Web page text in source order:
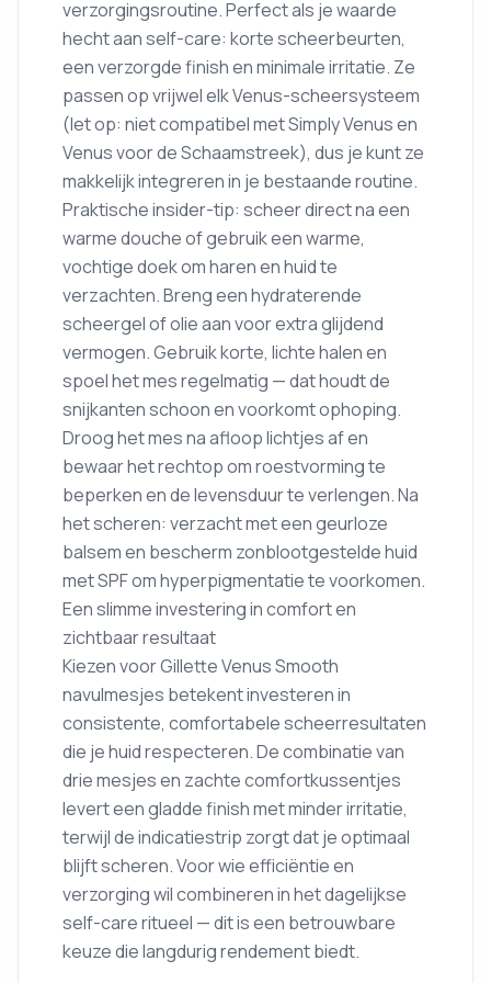
verzorgingsroutine. Perfect als je waarde
hecht aan self-care: korte scheerbeurten,
een verzorgde finish en minimale irritatie. Ze
passen op vrijwel elk Venus-scheersysteem
(let op: niet compatibel met Simply Venus en
Venus voor de Schaamstreek), dus je kunt ze
makkelijk integreren in je bestaande routine.
Praktische insider-tip: scheer direct na een
warme douche of gebruik een warme,
vochtige doek om haren en huid te
verzachten. Breng een hydraterende
scheergel of olie aan voor extra glijdend
vermogen. Gebruik korte, lichte halen en
spoel het mes regelmatig — dat houdt de
snijkanten schoon en voorkomt ophoping.
Droog het mes na afloop lichtjes af en
bewaar het rechtop om roestvorming te
beperken en de levensduur te verlengen. Na
het scheren: verzacht met een geurloze
balsem en bescherm zonblootgestelde huid
met SPF om hyperpigmentatie te voorkomen.
Een slimme investering in comfort en
zichtbaar resultaat
Kiezen voor Gillette Venus Smooth
navulmesjes betekent investeren in
consistente, comfortabele scheerresultaten
die je huid respecteren. De combinatie van
drie mesjes en zachte comfortkussentjes
levert een gladde finish met minder irritatie,
terwijl de indicatiestrip zorgt dat je optimaal
blijft scheren. Voor wie efficiëntie en
verzorging wil combineren in het dagelijkse
self-care ritueel — dit is een betrouwbare
keuze die langdurig rendement biedt.